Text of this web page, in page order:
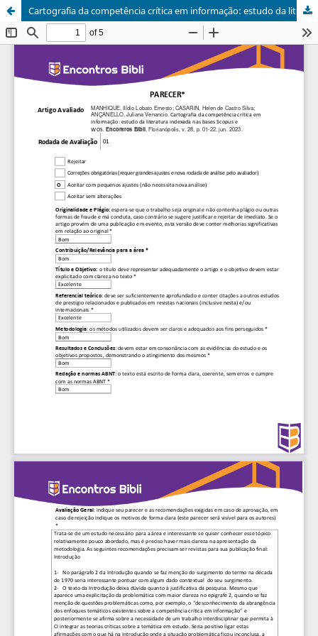
Cartografia da competência crítica em informação: estudo da literatura indexada nas bases Scopus e WOS